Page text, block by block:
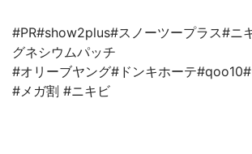
#PR#show2plus#スノーツープラス#ニ
グネシウムパッチ
#オリーブヤング#ドンキホーテ
#メガ割 #ニキビ